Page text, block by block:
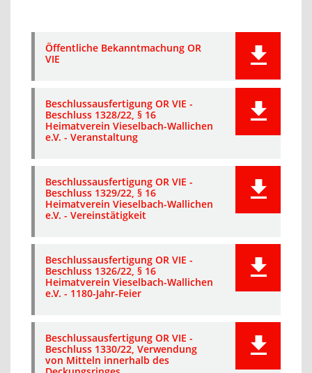
Öffentliche Bekanntmachung OR
VIE
Beschlussausfertigung OR VIE -
Beschluss 1328/22, § 16
Heimatverein Vieselbach-Wallichen
e.V. - Veranstaltung
Beschlussausfertigung OR VIE -
Beschluss 1329/22, § 16
Heimatverein Vieselbach-Wallichen
e.V. - Vereinstätigkeit
Beschlussausfertigung OR VIE -
Beschluss 1326/22, § 16
Heimatverein Vieselbach-Wallichen
e.V. - 1180-Jahr-Feier
Beschlussausfertigung OR VIE -
Beschluss 1330/22, Verwendung
von Mitteln innerhalb des